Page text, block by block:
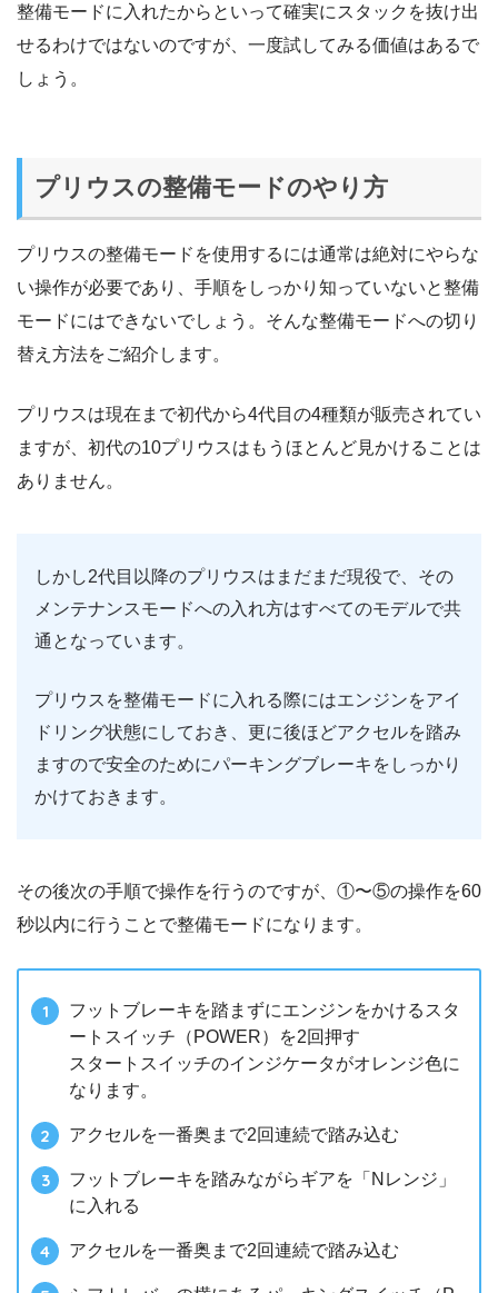
整備モードに入れたからといって確実にスタックを抜け出
せるわけではないのですが、一度試してみる価値はあるで
しょう。
プリウスの整備モードのやり方
プリウスの整備モードを使用するには通常は絶対にやらな
い操作が必要であり、手順をしっかり知っていないと整備
モードにはできないでしょう。そんな整備モードへの切り
替え方法をご紹介します。
プリウスは現在まで初代から4代目の4種類が販売されてい
ますが、初代の10プリウスはもうほとんど見かけることは
ありません。
しかし2代目以降のプリウスはまだまだ現役で、その
メンテナンスモードへの入れ方はすべてのモデルで共
通となっています。
プリウスを整備モードに入れる際にはエンジンをアイ
ドリング状態にしておき、更に後ほどアクセルを踏み
ますので安全のためにパーキングブレーキをしっかり
かけておきます。
その後次の手順で操作を行うのですが、①〜⑤の操作を60
秒以内に行うことで整備モードになります。
フットブレーキを踏まずにエンジンをかけるスタ
ートスイッチ（POWER）を2回押す
スタートスイッチのインジケータがオレンジ色に
なります。
アクセルを一番奥まで2回連続で踏み込む
フットブレーキを踏みながらギアを「Nレンジ」
に入れる
アクセルを一番奥まで2回連続で踏み込む